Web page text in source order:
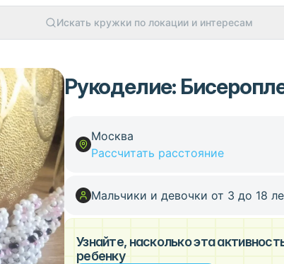
Искать кружки по локации и интересам
Рукоделие:
Москва
Рассчитать расстояние
Мальчики и девочки от 3 до 18
Узнайте, насколько эта
ребенку